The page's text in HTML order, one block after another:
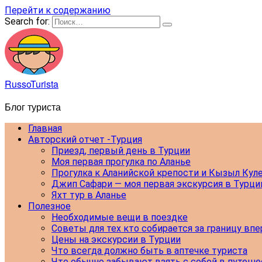
Перейти к содержанию
Search for:
RussoTurista
Блог туриста
Главная
Авторский отчет -Турция
Приезд, первый день в Турции
Моя первая прогулка по Аланье
Прогулка к Аланийской крепости и Кызыл
Джип Сафари — моя первая экскурсия в
Яхт тур в Аланье
Полезное
Необходимые вещи в поездке
Советы для тех кто собирается за границу
Цены на экскурсии в Турции
Что всегда должно быть в аптечке туриста